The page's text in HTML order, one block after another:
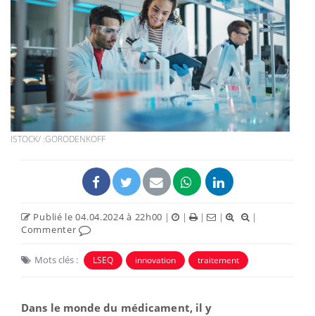
ISTOCK/ :GORODENKOFF
Publié le 04.04.2024 à 22h00 | | | |
|
Commenter
Mots clés : LSEQ innovation traitement
Dans le monde du médicament, il y